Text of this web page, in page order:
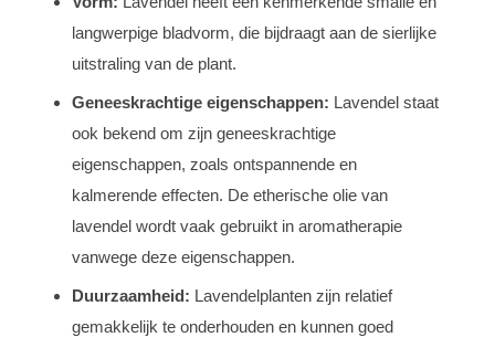
langwerpige bladvorm, die bijdraagt aan de sierlijke
uitstraling van de plant.
Geneeskrachtige eigenschappen: Lavendel staat
ook bekend om zijn geneeskrachtige
eigenschappen, zoals ontspannende en
kalmerende effecten. De etherische olie van
lavendel wordt vaak gebruikt in aromatherapie
vanwege deze eigenschappen.
Duurzaamheid: Lavendelplanten zijn relatief
gemakkelijk te onderhouden en kunnen goed